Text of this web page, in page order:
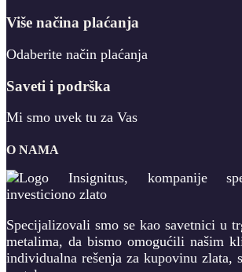
Više načina plaćanja
Odaberite način plaćanja
Saveti i podrška
Mi smo uvek tu za Vas
O NAMA
Specijalizovali smo se kao savetnici u
metalima, da bismo omogućili našim
individualna rešenja za kupovinu zlata,